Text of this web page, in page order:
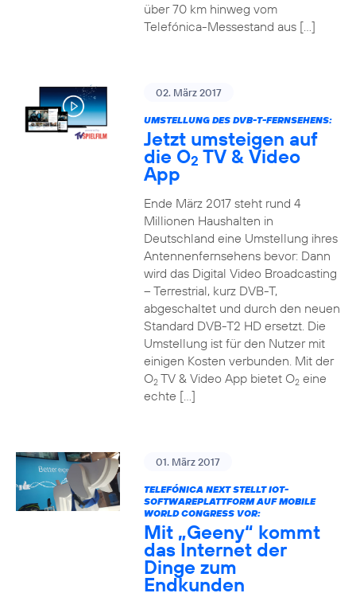
über 70 km hinweg vom
Telefónica-Messestand aus […]
02. März 2017
UMSTELLUNG DES DVB-T-FERNSEHENS:
Jetzt umsteigen auf
die O2 TV & Video
App
Ende März 2017 steht rund 4
Millionen Haushalten in
Deutschland eine Umstellung ihres
Antennenfernsehens bevor: Dann
wird das Digital Video Broadcasting
– Terrestrial, kurz DVB-T,
abgeschaltet und durch den neuen
Standard DVB-T2 HD ersetzt. Die
Umstellung ist für den Nutzer mit
einigen Kosten verbunden. Mit der
O2TV & Video App bietet O2eine
echte […]
01. März 2017
TELEFÓNICA NEXT STELLT IOT-
SOFTWAREPLATTFORM AUF MOBILE
WORLD CONGRESS VOR:
Mit „Geeny“ kommt
das Internet der
Dinge zum
Endkunden